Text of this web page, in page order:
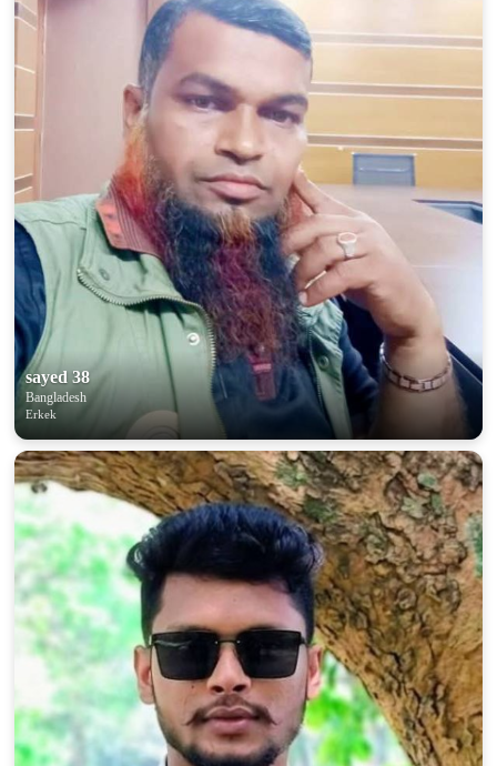
sayed 38
Bangladesh
Erkek
upload your own photo
100% FREE
×10 more visibility